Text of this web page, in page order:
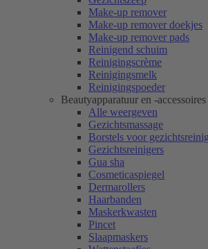
Make-up remover
Make-up remover doekjes
Make-up remover pads
Reinigend schuim
Reinigingscrème
Reinigingsmelk
Reinigingspoeder
Beautyapparatuur en -accessoires
Alle weergeven
Gezichtsmassage
Borstels voor
Gezichtsreinigers
Gua sha
Cosmeticaspiegel
Dermarollers
Haarbanden
Maskerkwasten
Pincet
Slaapmaskers